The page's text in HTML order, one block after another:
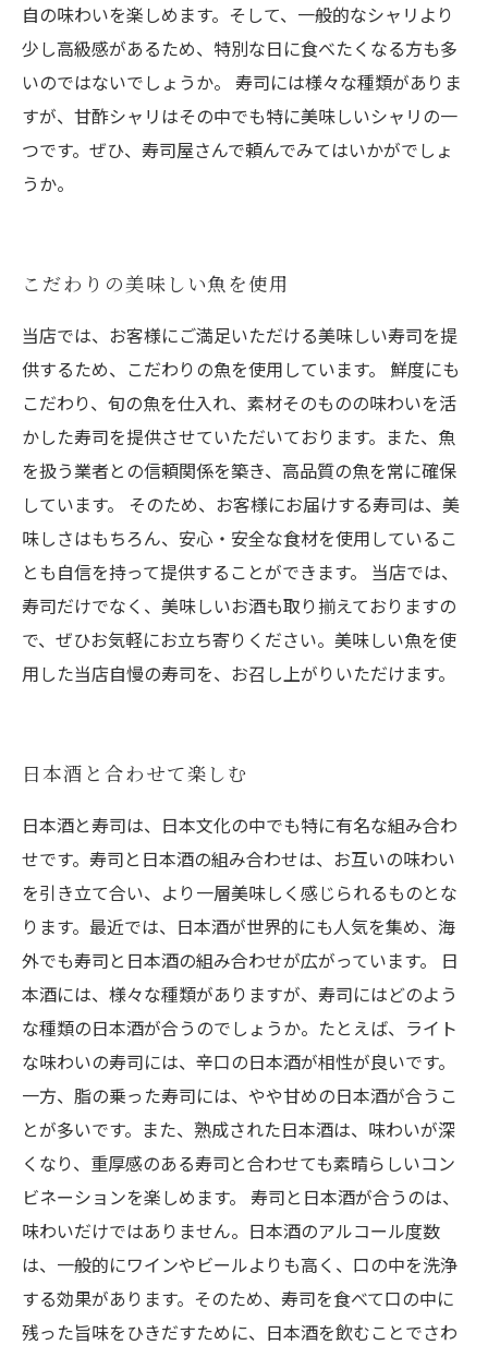
自の味わいを楽しめます。そして、一般的なシャリより
少し高級感があるため、特別な日に食べたくなる方も多
いのではないでしょうか。 寿司には様々な種類がありま
すが、甘酢シャリはその中でも特に美味しいシャリの一
つです。ぜひ、寿司屋さんで頼んでみてはいかがでしょ
うか。
こだわりの美味しい魚を使用
当店では、お客様にご満足いただける美味しい寿司を提
供するため、こだわりの魚を使用しています。 鮮度にも
こだわり、旬の魚を仕入れ、素材そのものの味わいを活
かした寿司を提供させていただいております。また、魚
を扱う業者との信頼関係を築き、高品質の魚を常に確保
しています。 そのため、お客様にお届けする寿司は、美
味しさはもちろん、安心・安全な食材を使用しているこ
とも自信を持って提供することができます。 当店では、
寿司だけでなく、美味しいお酒も取り揃えておりますの
で、ぜひお気軽にお立ち寄りください。美味しい魚を使
用した当店自慢の寿司を、お召し上がりいただけます。
日本酒と合わせて楽しむ
日本酒と寿司は、日本文化の中でも特に有名な組み合わ
せです。寿司と日本酒の組み合わせは、お互いの味わい
を引き立て合い、より一層美味しく感じられるものとな
ります。最近では、日本酒が世界的にも人気を集め、海
外でも寿司と日本酒の組み合わせが広がっています。 日
本酒には、様々な種類がありますが、寿司にはどのよう
な種類の日本酒が合うのでしょうか。たとえば、ライト
な味わいの寿司には、辛口の日本酒が相性が良いです。
一方、脂の乗った寿司には、やや甘めの日本酒が合うこ
とが多いです。また、熟成された日本酒は、味わいが深
くなり、重厚感のある寿司と合わせても素晴らしいコン
ビネーションを楽しめます。 寿司と日本酒が合うのは、
味わいだけではありません。日本酒のアルコール度数
は、一般的にワインやビールよりも高く、口の中を洗浄
する効果があります。そのため、寿司を食べて口の中に
残った旨味をひきだすために、日本酒を飲むことでさわ